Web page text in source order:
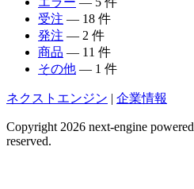
受注 — 18 件
発注 — 2 件
商品 — 11 件
その他 — 1 件
ネクストエンジン | 企業情報
Copyright 2026 next-engine
reserved.